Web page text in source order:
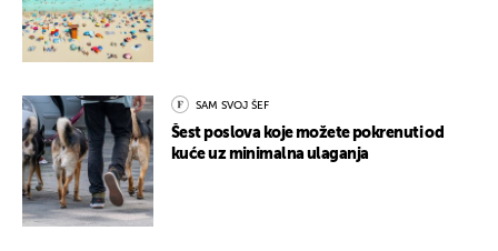
SAM SVOJ ŠEF
Šest poslova koje možete pokrenuti od
kuće uz minimalna ulaganja